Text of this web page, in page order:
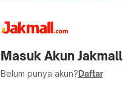
Masuk Akun Jakmall
Belum punya akun?Daftar